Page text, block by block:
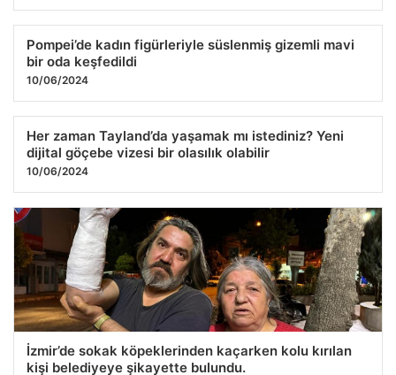
Pompei’de kadın figürleriyle süslenmiş gizemli mavi
bir oda keşfedildi
10/06/2024
Her zaman Tayland’da yaşamak mı istediniz? Yeni
dijital göçebe vizesi bir olasılık olabilir
10/06/2024
İzmir’de sokak köpeklerinden kaçarken kolu kırılan
kişi belediyeye şikayette bulundu.